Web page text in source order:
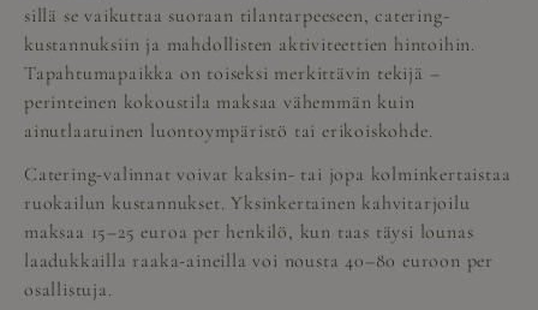
sillä se vaikuttaa suoraan tilantarpeeseen, catering-
kustannuksiin ja mahdollisten aktiviteettien hintoihin.
Tapahtumapaikka on toiseksi merkittävin tekijä –
perinteinen kokoustila maksaa vähemmän kuin
ainutlaatuinen luontoympäristö tai erikoiskohde.
Catering-valinnat voivat kaksin- tai jopa kolminkertaistaa
ruokailun kustannukset. Yksinkertainen kahvitarjoilu
maksaa 15–25 euroa per henkilö, kun taas täysi lounas
laadukkailla raaka-aineilla voi nousta 40–80 euroon per
osallistuja.